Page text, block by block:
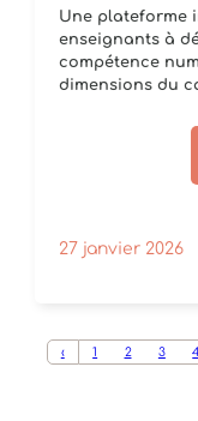
Une plateforme
enseignants à
compétence
dimensions du
27 janvier 2026
‹ 1 2 3 4